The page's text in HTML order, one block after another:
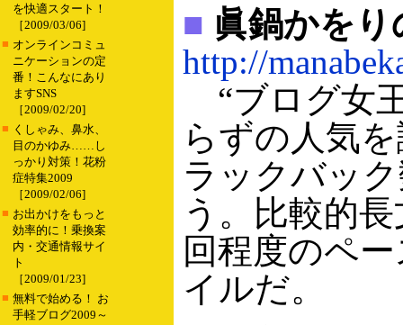
を快適スタート！
［2009/03/06]
■ オンラインコミュ
ニケーションの定
番！こんなにあり
ますSNS
［2009/02/20]
■ くしゃみ、鼻水、
目のかゆみ……し
っかり対策！花粉
症特集2009
［2009/02/06]
■ お出かけをもっと
効率的に！乗換案
内・交通情報サイ
ト
［2009/01/23]
■ 無料で始める！ お
手軽ブログ2009～
■ 眞鍋かを
http://
“ブログ女
らずの人気
ラックバッ
う。比較的
回程度のペ
イルだ。